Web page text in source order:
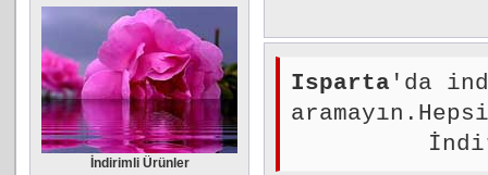
İndirimli Ürünler
Isparta 'da